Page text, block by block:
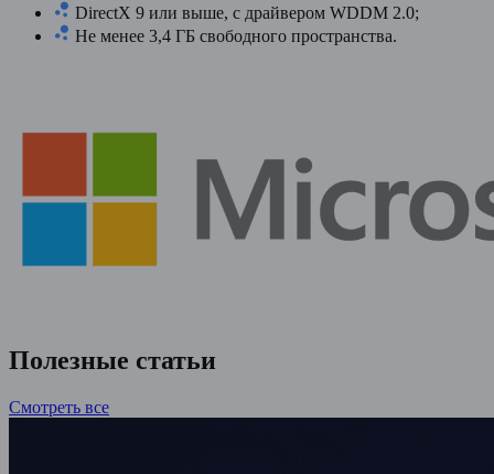
DirectX 9 или выше, с драйвером WDDM 2.0;
Не менее 3,4 ГБ свободного пространства.
Полезные статьи
Смотреть все